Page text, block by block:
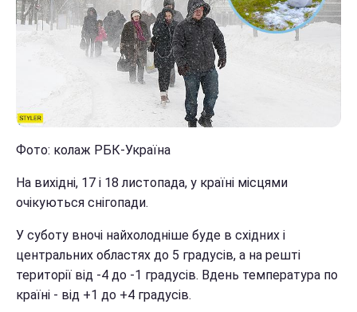
Фото: колаж РБК-Україна
На вихідні, 17 і 18 листопада, у країні місцями
очікуються снігопади.
У суботу вночі найхолодніше буде в східних і
центральних областях до 5 градусів, а на решті
території від -4 до -1 градусів. Вдень температура по
країні - від +1 до +4 градусів.